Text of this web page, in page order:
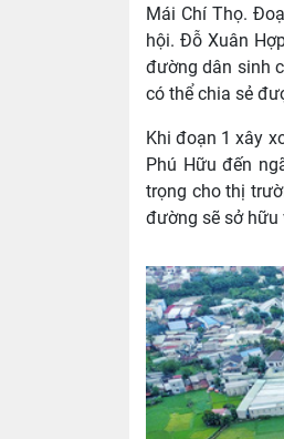
Mái Chí Thọ.
hội. Đỗ Xuân
đường dân sinh
có thể chia sẻ
Khi đoạn 1 xây
Phú Hữu đến
trọng cho thị
đường sẽ sở hữu